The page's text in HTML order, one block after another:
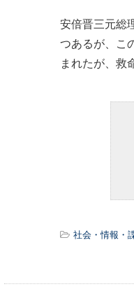
安倍晋三元総
つあるが、こ
まれたが、救
社会・情報・